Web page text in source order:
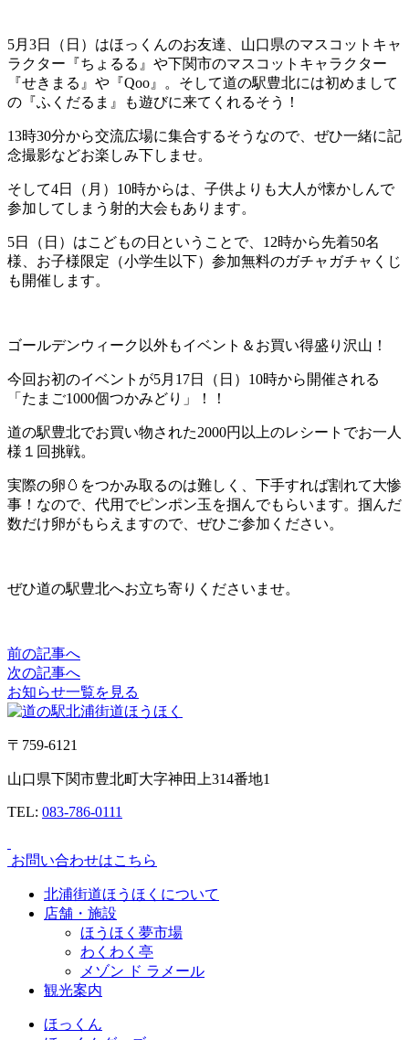
5月3日（日）はほっくんのお友達、山口県のマスコットキャ
ラクター『ちょるる』や下関市のマスコットキャラクター
『せきまる』や『Qoo』。そして道の駅豊北には初めまして
の『ふくだるま』も遊びに来てくれるそう！
13時30分から交流広場に集合するそうなので、ぜひ一緒に記
念撮影などお楽しみ下しませ。
そして4日（月）10時からは、子供よりも大人が懐かしんで
参加してしまう射的大会もあります。
5日（日）はこどもの日ということで、12時から先着50名
様、お子様限定（小学生以下）参加無料のガチャガチャくじ
も開催します。
ゴールデンウィーク以外もイベント＆お買い得盛り沢山！
今回お初のイベントが5月17日（日）10時から開催される
「たまご1000個つかみどり」！！
道の駅豊北でお買い物された2000円以上のレシートでお一人
様１回挑戦。
実際の卵🥚をつかみ取るのは難しく、下手すれば割れて大惨
事！なので、代用でピンポン玉を掴んでもらいます。掴んだ
数だけ卵がもらえますので、ぜひご参加ください。
ぜひ道の駅豊北へお立ち寄りくださいませ。
前の記事へ
次の記事へ
お知らせ一覧を見る
〒759-6121
山口県下関市豊北町大字神田上314番地1
TEL: 083-786-0111
お問い合わせはこちら
北浦街道ほうほくについて
店舗・施設
ほうほく夢市場
わくわく亭
メゾン ド ラメール
観光案内
ほっくん